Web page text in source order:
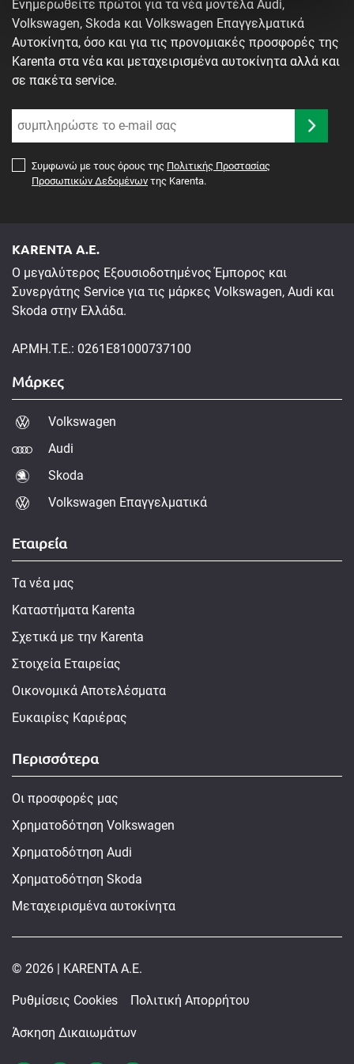
ραντεβού.
Ενημερωθείτε πρώτοι για τα νέα μοντέλα Audi,
Volkswagen, Skoda και Volkswagen Επαγγελματικά
Αυτοκίνητα, όσο και για τις προνομιακές προσφορές της
Karenta στα νέα και μεταχειρισμένα αυτοκίνητα αλλά και
σε πακέτα service.
Συμφωνώ με τους όρους της Πολιτικής Προστασίας
Προσωπικών Δεδομένων της Karenta.
KARENTA A.E.
Ο μεγαλύτερος Εξουσιοδοτημένος Έμπορος και
Συνεργάτης Service για τις μάρκες Volkswagen, Audi και
Skoda στην Ελλάδα.
ΑΡ.ΜΗ.Τ.Ε.: 0261E81000737100
Μάρκες
Volkswagen
Audi
Skoda
Volkswagen Επαγγελματικά
Εταιρεία
Τα νέα μας
Καταστήματα Karenta
Σχετικά με την Karenta
Στοιχεία Εταιρείας
Οικονομικά Αποτελέσματα
Ευκαιρίες Καριέρας
Περισσότερα
Οι προσφορές μας
Χρηματοδότηση Volkswagen
Χρηματοδότηση Audi
Χρηματοδότηση Skoda
Μεταχειρισμένα αυτοκίνητα
© 2026 | KARENTA A.E.
Ρυθμίσεις Cookies Πολιτική Απορρήτου
Άσκηση Δικαιωμάτων